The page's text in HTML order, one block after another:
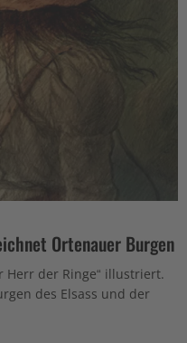
Ortenauer Burgen
Herr der Ringe“ illustriert.
des Elsass und der